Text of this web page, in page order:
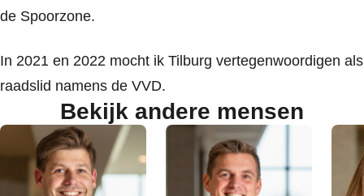
de Spoorzone.
In 2021 en 2022 mocht ik Tilburg vertegenwoordigen als
raadslid namens de VVD.
Bekijk andere mensen